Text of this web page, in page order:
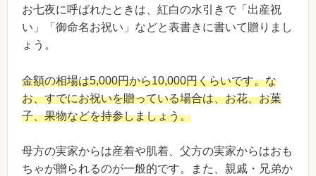
お七夜に呼ばれたときは、紅白の水引きで「出産祝
い」「御命名お祝い」などと表書きに書いて贈りまし
ょう。
金額の相場は5,000円から10,000円くらいです。な
お、すでにお祝いを贈っている場合は、お花、お菓
子、果物などを持参しましょう。
母方の実家からは産着や肌着、父方の実家からはおも
ちゃが贈られるのが一般的です。また、親戚・兄弟か